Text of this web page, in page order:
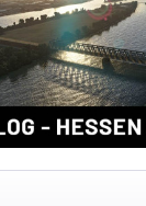
Bonn